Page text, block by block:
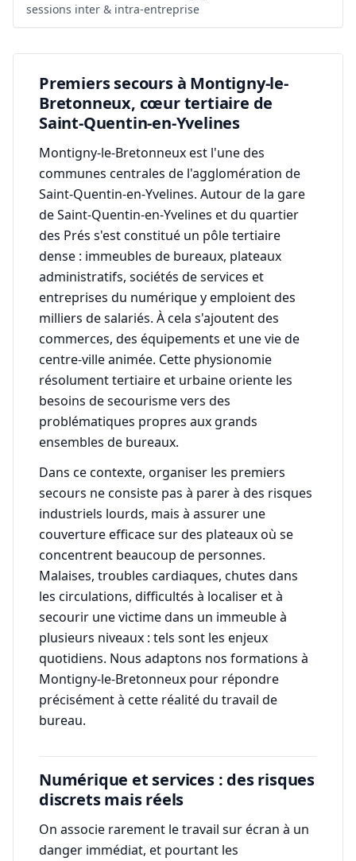
sessions inter & intra-entreprise
Premiers secours à Montigny-le-
Bretonneux, cœur tertiaire de
Saint-Quentin-en-Yvelines
Montigny-le-Bretonneux est l'une des
communes centrales de l'agglomération de
Saint-Quentin-en-Yvelines. Autour de la gare
de Saint-Quentin-en-Yvelines et du quartier
des Prés s'est constitué un pôle tertiaire
dense : immeubles de bureaux, plateaux
administratifs, sociétés de services et
entreprises du numérique y emploient des
milliers de salariés. À cela s'ajoutent des
commerces, des équipements et une vie de
centre-ville animée. Cette physionomie
résolument tertiaire et urbaine oriente les
besoins de secourisme vers des
problématiques propres aux grands
ensembles de bureaux.
Dans ce contexte, organiser les premiers
secours ne consiste pas à parer à des risques
industriels lourds, mais à assurer une
couverture efficace sur des plateaux où se
concentrent beaucoup de personnes.
Malaises, troubles cardiaques, chutes dans
les circulations, difficultés à localiser et à
secourir une victime dans un immeuble à
plusieurs niveaux : tels sont les enjeux
quotidiens. Nous adaptons nos formations à
Montigny-le-Bretonneux pour répondre
précisément à cette réalité du travail de
bureau.
Numérique et services : des risques
discrets mais réels
On associe rarement le travail sur écran à un
danger immédiat, et pourtant les